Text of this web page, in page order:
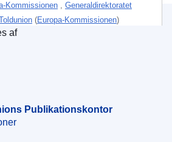
Kommissionen , Generaldirektoratet
(Europa-Kommissionen)
1343/oj
Publikationskontor
af
Publikationskontor